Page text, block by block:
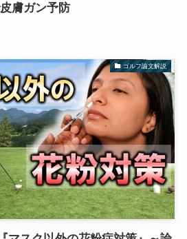
膚ガン予防
ゴルフ論文解説